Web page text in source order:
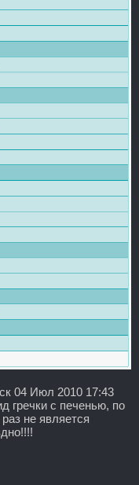
04 Июл 2010 17:43
гречки с печенью, по
не является